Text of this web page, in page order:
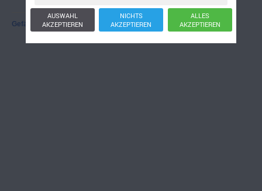
Gefällt mir:
AUSWAHL
AKZEPTIEREN
NICHTS
AKZEPTIEREN
ALLES
AKZEPTIEREN